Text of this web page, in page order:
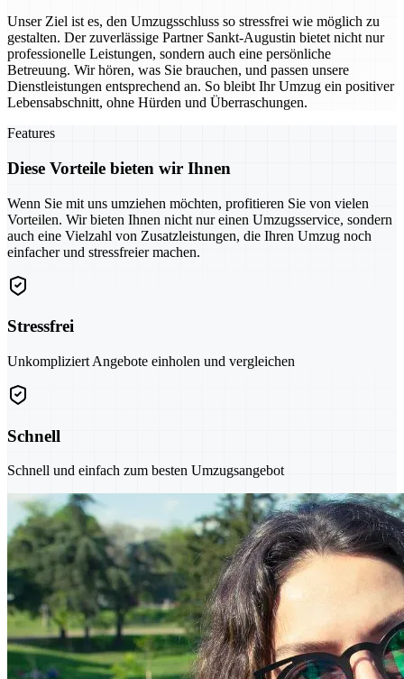
Unser Ziel ist es, den Umzugsschluss so stressfrei wie möglich zu
gestalten. Der zuverlässige Partner Sankt-Augustin bietet nicht nur
professionelle Leistungen, sondern auch eine persönliche
Betreuung. Wir hören, was Sie brauchen, und passen unsere
Dienstleistungen entsprechend an. So bleibt Ihr Umzug ein positiver
Lebensabschnitt, ohne Hürden und Überraschungen.
Features
Diese Vorteile bieten wir Ihnen
Wenn Sie mit uns umziehen möchten, profitieren Sie von vielen
Vorteilen. Wir bieten Ihnen nicht nur einen Umzugsservice, sondern
auch eine Vielzahl von Zusatzleistungen, die Ihren Umzug noch
einfacher und stressfreier machen.
Stressfrei
Unkompliziert Angebote einholen und vergleichen
Schnell
Schnell und einfach zum besten Umzugsangebot